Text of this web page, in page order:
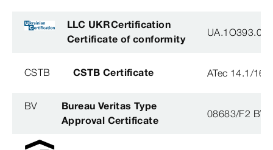
LLC UKRCertification
Certificate of conformity
CSTB CSTB Certificate ATec 14.1/16-
BV
Bureau Veritas Type
Approval Certificate
08683/F2 BV